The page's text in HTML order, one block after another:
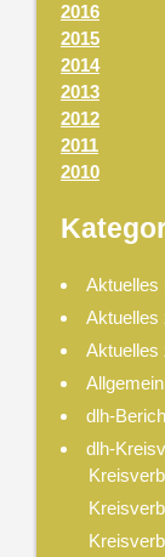
2016
2015
2014
2013
2012
2011
2010
Aktuelles
Aktuelles
Aktuelles
Allgemein
dlh-
dlh-